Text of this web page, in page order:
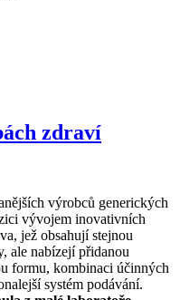
zdraví
výrobců generických
vývojem inovativních
jež obsahují stejnou
ale nabízejí přidanou
formu, kombinaci účinných
systém podávání.